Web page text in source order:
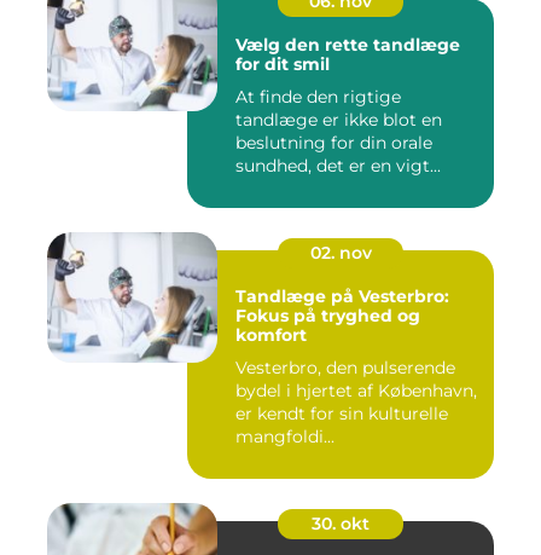
Vælg den rette tandlæge
for dit smil
At finde den rigtige
tandlæge er ikke blot en
beslutning for din orale
sundhed, det er en vigt...
02. nov
Tandlæge på Vesterbro:
Fokus på tryghed og
komfort
Vesterbro, den pulserende
bydel i hjertet af København,
er kendt for sin kulturelle
mangfoldi...
30. okt